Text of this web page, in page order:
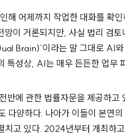
해 어제까지 작업한 대화를 확
이 거론되지만, 사실 법리 검
Brain)’이라는 말 그대로 AI
특성상, AI는 매우 든든한 업무
반에 관한 법률자문을 제공하고
다양하다. 나아가 이들이 본연
고 있다. 2024년부터 개최하